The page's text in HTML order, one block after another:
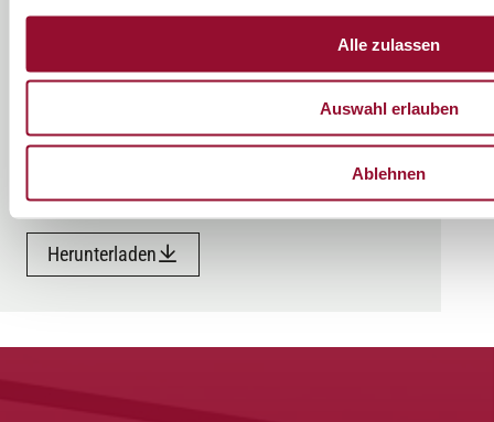
Alle zulassen
Auswahl erlauben
Ablehnen
Herunterladen